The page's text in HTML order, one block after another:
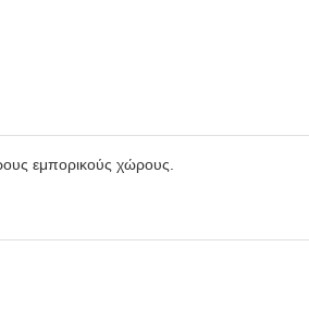
εμπορικούς χώρους.